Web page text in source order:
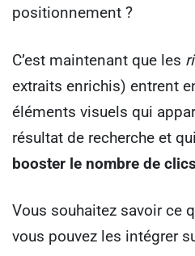
positionnement ?
C’est maintenant que les
extraits enrichis) entrent
éléments visuels qui
résultat de recherche et qui
booster le nombre de
Vous souhaitez savoir ce
vous pouvez les intégrer